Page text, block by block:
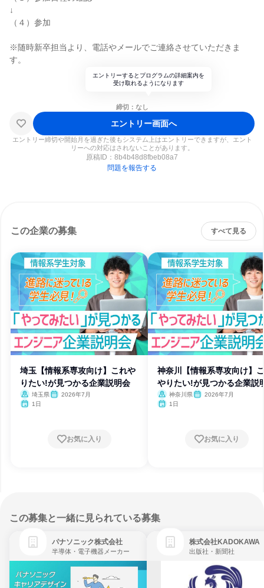
↓
（４）参加
※随時新卒担当より、電話やメールでご連絡させていただきま
す。
エントリーするとプログラムの詳細案内を
受け取れるようになります
締切：なし
エントリー画面へ
エントリー締切や開始月を過ぎた後もシステム上はエントリーできますが、エント
リーへの対応はされないことがあります。
原稿ID： 8b4b48d8fbeb08a7
問題を報告する
この企業の募集 すべて見る
埼玉【情報系専攻向け】これや
りたい!が見つかる企業説明会
埼玉県
2026年7月
1日
お気に入り
神奈川【情報系専攻向け】
やりたい!が見つかる企業説
神奈川県
2026年7月
1日
お気に入り
この募集と一緒に見られている募集
パナソニック株式会社
半導体・電子機器メーカー
株式会社KADOKAWA
出版社・新聞社